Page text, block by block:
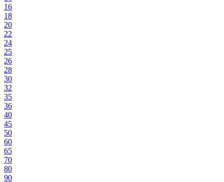
16
18
20
22
24
25
26
28
30
32
35
36
40
45
50
60
65
70
80
90